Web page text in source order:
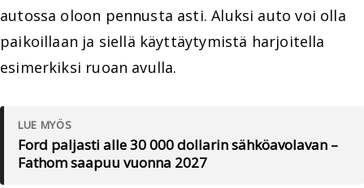
autossa oloon pennusta asti. Aluksi auto voi olla
paikoillaan ja siellä käyttäytymistä harjoitella
esimerkiksi ruoan avulla.
LUE MYÖS
Ford paljasti alle 30 000 dollarin sähköavolavan –
Fathom saapuu vuonna 2027